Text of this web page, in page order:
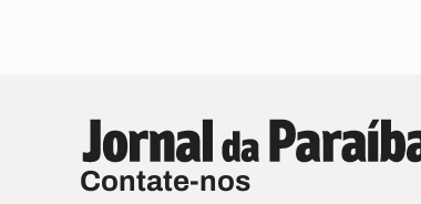
Contate-nos